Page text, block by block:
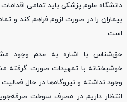
دانشگاه علوم پزشکی باید تمامی
بیماران را در صورت لزوم فراهم کند و
است.
حق‌شناس با اشاره به عدم وجود
خوشبختانه با تمهیدات صورت گرفته
وجود نداشته و نیروگاه‌ها در حال
انتظار داریم در مصرف سوخت